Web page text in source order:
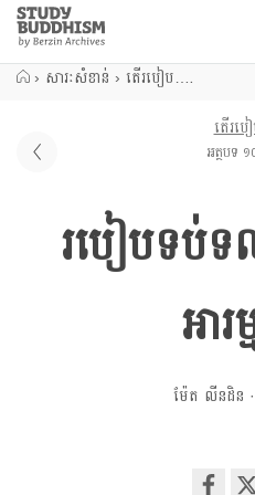
Close
Study
Buddhism
Home
› សារៈសំខាន់ › តើរបៀប….
តើរប
អត្ថបទ
របៀបទប់ទ
អា
ម៉ែត លីនដិន